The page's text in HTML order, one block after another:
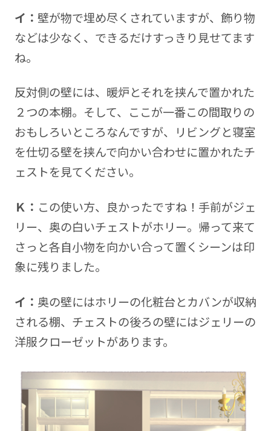
イ： 壁が物で埋め尽くされていますが、飾り物
などは少なく、できるだけすっきり見せてます
ね。
反対側の壁には、暖炉とそれを挟んで置かれた
２つの本棚。そして、ここが一番この間取りの
おもしろいところなんですが、リビングと寝室
を仕切る壁を挟んで向かい合わせに置かれたチ
ェストを見てください。
Ｋ： この使い方、良かったですね！手前がジェ
リー、奥の白いチェストがホリー。帰って来て
さっと各自小物を向かい合って置くシーンは印
象に残りました。
イ： 奥の壁にはホリーの化粧台とカバンが収納
される棚、チェストの後ろの壁にはジェリーの
洋服クローゼットがあります。